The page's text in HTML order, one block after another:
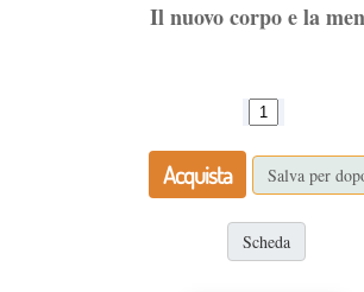
Il nuovo corpo e la
Acquista Salva per
Scheda